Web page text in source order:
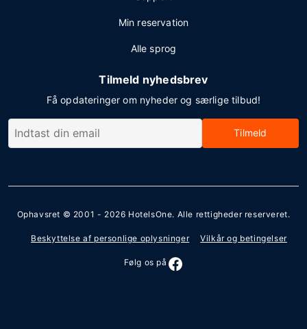
Min reservation
Alle sprog
Tilmeld nyhedsbrev
Få opdateringer om nyheder og særlige tilbud!
Tilmeld
Ophavsret © 2001 - 2026 HotelsOne. Alle rettigheder reserveret.
Beskyttelse af personlige oplysninger Vilkår og betingelser
Følg os på